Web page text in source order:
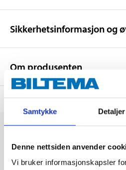
Samtykke Detaljer
Denne nettsiden anvender
Vi bruker informasjonskapsler
Sikkerhetsinformasjon og
Om produsenten